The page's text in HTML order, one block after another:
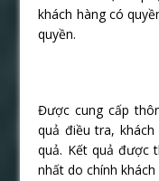
khách hàng có
quyền.
Được cung cấp
quả điều tra,
quả. Kết quả được
nhất do chính khách